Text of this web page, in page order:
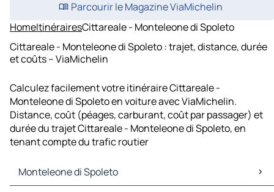
Parcourir le Magazine ViaMichelin
HomeItinérairesCittareale - Monteleone di Spoleto
Cittareale - Monteleone di Spoleto : trajet, distance, durée
et coûts – ViaMichelin
Calculez facilement votre itinéraire Cittareale -
Monteleone di Spoleto en voiture avec ViaMichelin.
Distance, coût (péages, carburant, coût par passager) et
durée du trajet Cittareale - Monteleone di Spoleto, en
tenant compte du trafic routier
Monteleone di Spoleto